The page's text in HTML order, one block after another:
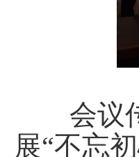
会议传
展“不忘